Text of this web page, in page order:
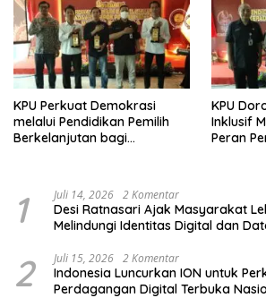
KPU Perkuat Demokrasi
melalui Pendidikan Pemilih
Berkelanjutan bagi
KPU
Inklusif
Peran
1 Juli 14, 2026 2 Komentar
Desi Ratnasari Ajak Masyarakat
Melindungi Identitas Digital dan
2 Juli 15, 2026 2 Komentar
Indonesia Luncurkan ION untuk
Perdagangan Digital Terbuka